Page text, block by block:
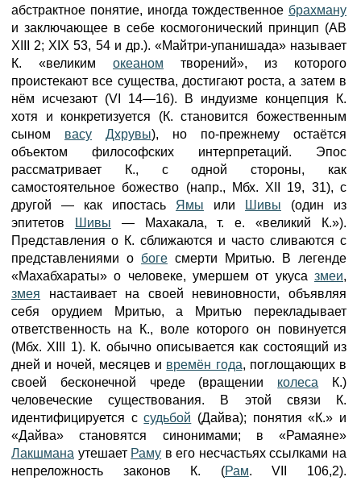
абстрактное понятие, иногда тождественное брахману
и заключающее в себе космогонический принцип (AB
XIII 2; XIX 53, 54 и др.). «Майтри-упанишада» называет
К. «великим океаном творений», из которого
проистекают все существа, достигают роста, а затем в
нём исчезают (VI 14—16). В индуизме концепция К.
хотя и конкретизуется (К. становится божественным
сыном васу Дхрувы), но по-прежнему остаётся
объектом философских интерпретаций. Эпос
рассматривает К., с одной стороны, как
самостоятельное божество (напр., Мбх. XII 19, 31), с
другой — как ипостась Ямы или Шивы (один из
эпитетов
Шивы — Махакала, т. е. «великий К.»).
Представления о К. сближаются и часто сливаются с
представлениями о боге смерти Мритью. В легенде
«Махабхараты» о человеке, умершем от укуса змеи,
змея настаивает на своей невиновности, объявляя
себя орудием Мритью, а Мритью перекладывает
ответственность на К., воле которого он повинуется
(Мбх. XIII 1). К. обычно описывается как состоящий из
дней и ночей, месяцев и времён года, поглощающих в
своей бесконечной чреде (вращении колеса К.)
человеческие существования. В этой связи К.
идентифицируется ссудьбой (Дайва); понятия «К.» и
«Дайва» становятся синонимами; в «Рамаяне»
Лакшмана утешает Раму в его несчастьях ссылками на
непреложность законов К. (Рам. VII 106,2).